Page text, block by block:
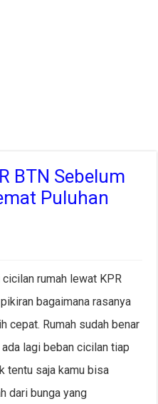
BTN Sebelum
Puluhan
rumah lewat KPR
bagaimana rasanya
cepat. Rumah sudah benar
lagi beban cicilan tiap
tentu saja kamu bisa
dari bunga yang